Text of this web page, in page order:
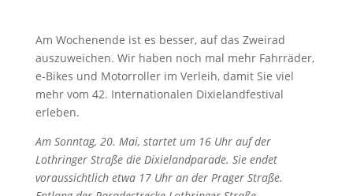
Am Wochenende ist es besser, auf das Zweirad
auszuweichen. Wir haben noch mal mehr Fahrräder,
e-Bikes und Motorroller im Verleih, damit Sie viel
mehr vom 42. Internationalen Dixielandfestival
erleben.
Am Sonntag, 20. Mai, startet um 16 Uhr auf der
Lothringer Straße die Dixielandparade. Sie endet
voraussichtlich etwa 17 Uhr an der Prager Straße.